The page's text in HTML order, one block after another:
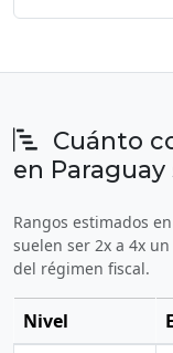
Cuánto
en
Rangos estimados
suelen ser 2x a 4x
del régimen fiscal.
Nivel